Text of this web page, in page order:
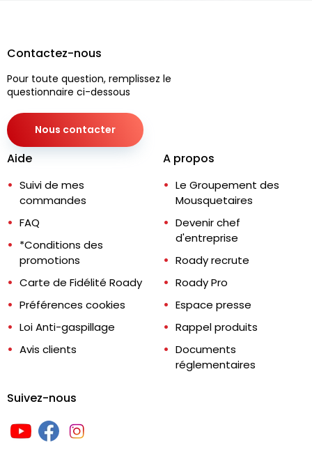
Contactez-nous
Pour toute question, remplissez le
questionnaire ci-dessous
Nous contacter
Aide
Suivi de mes
commandes
FAQ
*Conditions des
promotions
Carte de Fidélité Roady
Préférences cookies
Loi Anti-gaspillage
Avis clients
A propos
Le Groupement des
Mousquetaires
Devenir chef
d'entreprise
Roady recrute
Roady Pro
Espace presse
Rappel produits
Documents
réglementaires
Suivez-nous